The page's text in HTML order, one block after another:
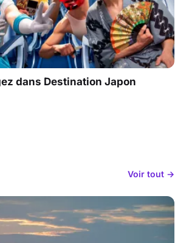
dans Destination Japon
Voir tout →